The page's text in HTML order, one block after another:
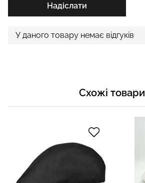
Надіслати
У даного товару немає відгуків
Схожі товари